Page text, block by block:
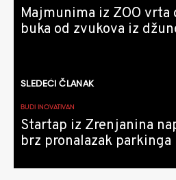
Majmunima iz ZOO vrta
buka od zvukova iz
SLEDEĆI ČLANAK
BUDI INOVATIVAN
Startap iz Zrenjanina
brz pronalazak parkinga